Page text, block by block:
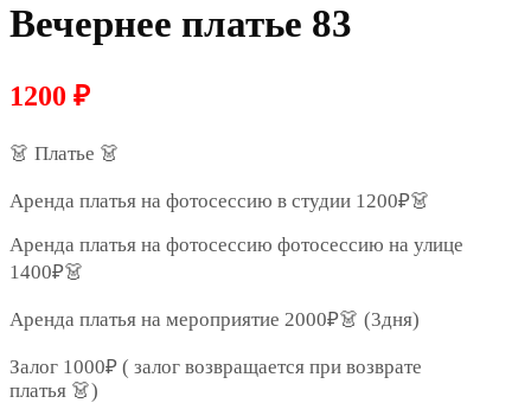
Вечернее платье 83
1200 ₽
👗 Платье 👗
Аренда платья на фотосессию в студии 1200₽👗
Аренда платья на фотосессию фотосессию на улице
1400₽👗
Аренда платья на мероприятие 2000₽👗 (3дня)
Залог 1000₽ ( залог возвращается при возврате
платья 👗)